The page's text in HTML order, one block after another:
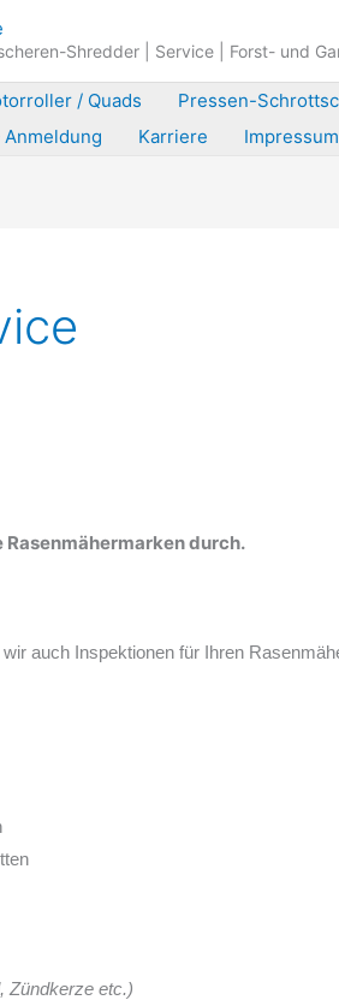
Shredder | Service | Forst- und
/ Quads Pressen-
Karriere Impressum
durch.
auch Inspektionen für Ihren
Zündkerze etc.)